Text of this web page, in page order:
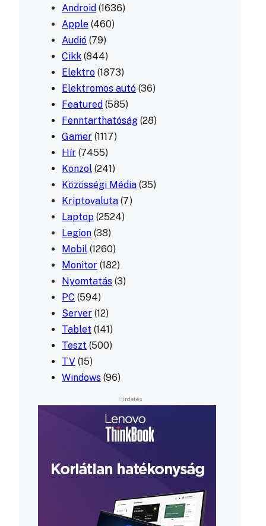
Android (1636)
Apple (460)
Audió (79)
Cikk (844)
Elektro (1873)
Elektromos autó (36)
Featured (585)
Fenntarthatóság (28)
Gamer (1117)
Hír (7455)
Konzol (241)
Közösségi Média (35)
Kriptovaluta (7)
Laptop (2524)
Legion (38)
Mobil (1260)
Monitor (182)
Nyomtatás (3)
PC (594)
Server (12)
Tablet (141)
Teszt (500)
TV (15)
Windows (96)